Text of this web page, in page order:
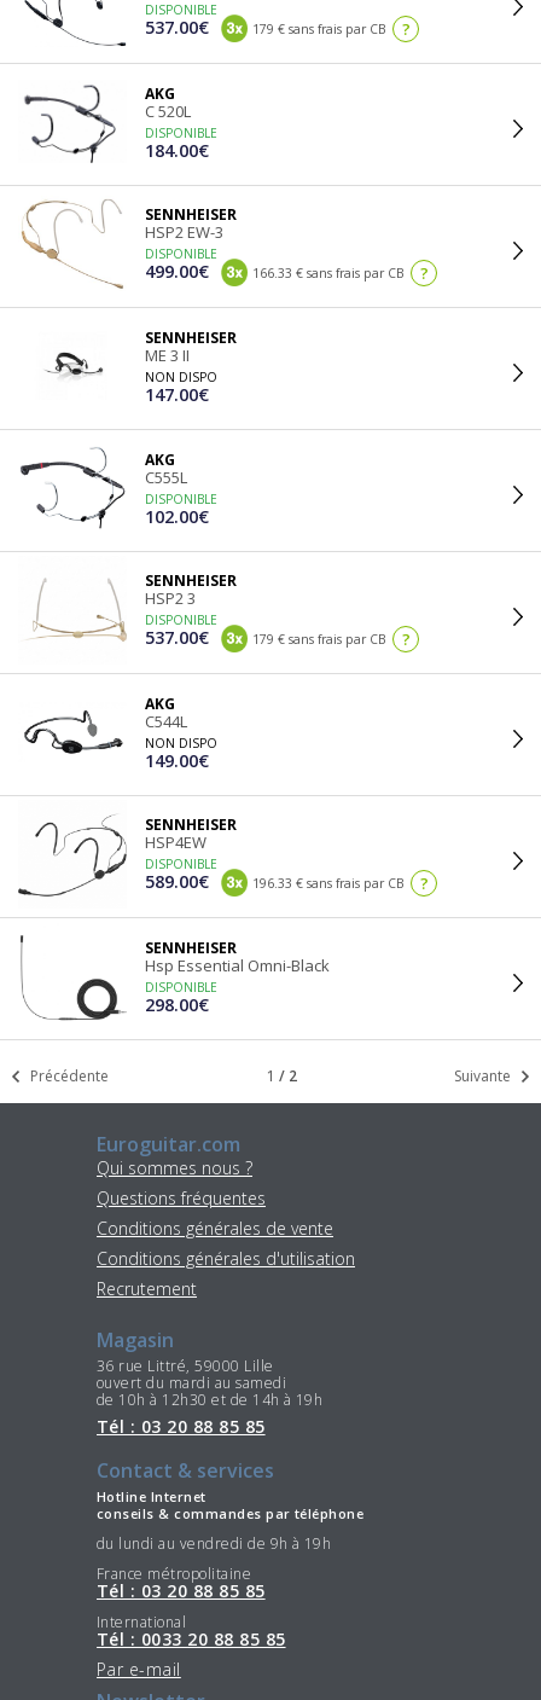
DISPONIBLE
537.00€ 179 € sans frais par CB ?
AKG
C 520L
DISPONIBLE
184.00€
SENNHEISER
HSP2 EW-3
DISPONIBLE
499.00€ 166.33 € sans frais par CB ?
SENNHEISER
ME 3 II
NON DISPO
147.00€
AKG
C555L
DISPONIBLE
102.00€
SENNHEISER
HSP2 3
DISPONIBLE
537.00€ 179 € sans frais par CB ?
AKG
C544L
NON DISPO
149.00€
SENNHEISER
HSP4EW
DISPONIBLE
589.00€ 196.33 € sans frais par CB ?
SENNHEISER
Hsp Essential Omni-Black
DISPONIBLE
298.00€
Précédente 1 / 2 Suivante
Euroguitar.com
Qui sommes nous ?
Questions fréquentes
Conditions générales de vente
Conditions générales d'utilisation
Recrutement
Magasin
36 rue Littré, 59000 Lille
ouvert du mardi au samedi
de 10h à 12h30 et de 14h à 19h
Tél : 03 20 88 85 85
Contact & services
Hotline Internet
conseils & commandes par téléphone
du lundi au vendredi de 9h à 19h
France métropolitaine
Tél : 03 20 88 85 85
International
Tél : 0033 20 88 85 85
Par e-mail